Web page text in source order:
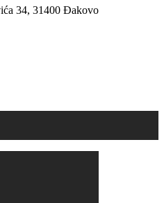
34, 31400 Đakovo